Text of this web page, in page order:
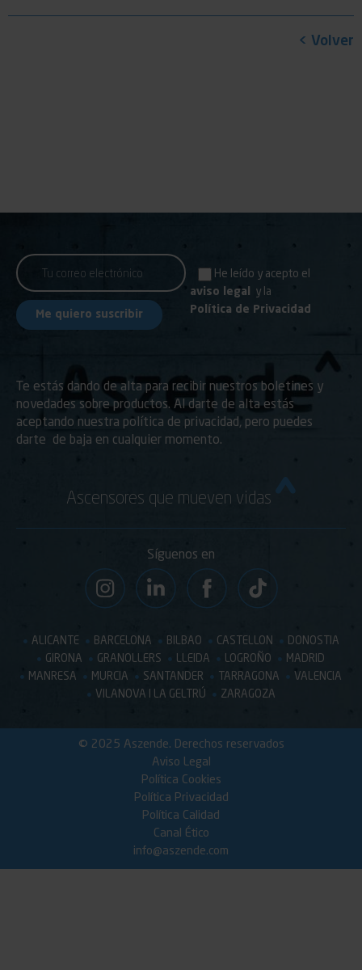
< Volver
He leído y acepto el
aviso legal
y la
Política de Privacidad
Te estás dando de alta para recibir nuestros boletines y
novedades sobre productos. Al darte de alta estás
aceptando nuestra política de privacidad, pero puedes
darte de baja en cualquier momento.
Ascensores que mueven vidas
Síguenos en
ALICANTE BARCELONA BILBAO CASTELLON
DONOSTIA
GIRONA
GRANOLLERS LLEIDA LOGROÑO
MADRID
MANRESA
MURCIA SANTANDER TARRAGONA
VALENCIA
VILANOVA I LA GELTRÚ
ZARAGOZA
© 2025 Aszende. Derechos reservados
Aviso Legal
Política Cookies
Política Privacidad
Política Calidad
Canal Ético
info@aszende.com